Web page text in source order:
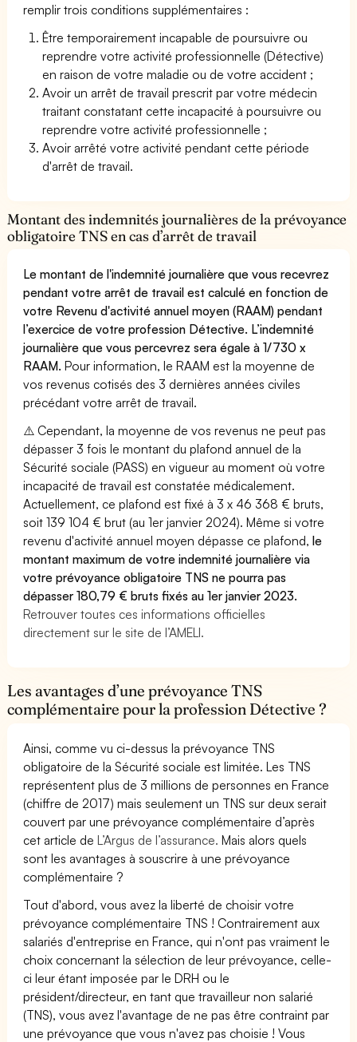
remplir trois conditions supplémentaires :
Être temporairement incapable de poursuivre ou
reprendre votre activité professionnelle (Détective)
en raison de votre maladie ou de votre accident ;
Avoir un arrêt de travail prescrit par votre médecin
traitant constatant cette incapacité à poursuivre ou
reprendre votre activité professionnelle ;
Avoir arrêté votre activité pendant cette période
d'arrêt de travail.
Montant des indemnités journalières de la prévoyance
obligatoire TNS en cas d’arrêt de travail
Le montant de l'indemnité journalière que vous recevrez
pendant votre arrêt de travail est calculé en fonction de
votre Revenu d'activité annuel moyen (RAAM) pendant
l’exercice de votre profession Détective. L’indemnité
journalière que vous percevrez sera égale à 1/730 x
RAAM. Pour information, le RAAM est la moyenne de
vos revenus cotisés des 3 dernières années civiles
précédant votre arrêt de travail.
⚠️ Cependant, la moyenne de vos revenus ne peut pas
dépasser 3 fois le montant du plafond annuel de la
Sécurité sociale (PASS) en vigueur au moment où votre
incapacité de travail est constatée médicalement.
Actuellement, ce plafond est fixé à 3 x 46 368 € bruts,
soit 139 104 € brut (au 1er janvier 2024). Même si votre
revenu d'activité annuel moyen dépasse ce plafond,le
montant maximum de votre indemnité journalière via
votre prévoyance obligatoire TNS ne pourra pas
dépasser 180,79 € bruts fixés au 1er janvier 2023.
Retrouver toutes ces informations officielles
directement sur le site de l’AMELI.
Les avantages d’une prévoyance TNS
complémentaire pour la profession Détective ?
Ainsi, comme vu ci-dessus la prévoyance TNS
obligatoire de la Sécurité sociale est limitée. Les TNS
représentent plus de 3 millions de personnes en France
(chiffre de 2017) mais seulement un TNS sur deux serait
couvert par une prévoyance complémentaire d’après
cet article deL’Argus de l’assurance. Mais alors quels
sont les avantages à souscrire à une prévoyance
complémentaire ?
Tout d'abord, vous avez la liberté de choisir votre
prévoyance complémentaire TNS ! Contrairement aux
salariés d'entreprise en France, qui n'ont pas vraiment le
choix concernant la sélection de leur prévoyance, celle-
ci leur étant imposée par le DRH ou le
président/directeur, en tant que travailleur non salarié
(TNS), vous avez l'avantage de ne pas être contraint par
une prévoyance que vous n'avez pas choisie ! Vous